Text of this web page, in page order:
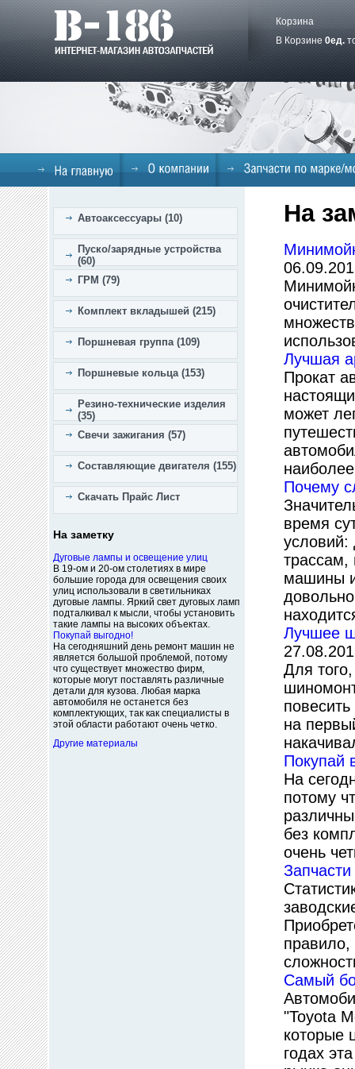
Корзина
В Корзине 0ед.
Автоаксессуары (10)
Пуско/зарядные устройства
(60)
ГРМ (79)
Комплект вкладышей (215)
Поршневая группа (109)
Поршневые кольца (153)
Резино-технические изделия
(35)
Свечи зажигания (57)
Составляющие двигателя (155)
Скачать Прайс Лист
На заметку
Дуговые лампы и освещение улиц
В 19-ом и 20-ом столетиях в мире
большие города для освещения своих
улиц использовали в светильниках
дуговые лампы. Яркий свет дуговых ламп
подталкивал к мысли, чтобы установить
такие лампы на высоких объектах.
Покупай выгодно!
На сегодняшний день ремонт машин не
является большой проблемой, потому
что существует множество фирм,
которые могут поставлять различные
детали для кузова. Любая марка
автомобиля не останется без
комплектующих, так как специалисты в
этой области работают очень четко.
Другие материалы
На
Лучшая
Прокат
может
Почему
время
условий:
трассам,
машины
Лучшее
Для
на
Покупай
На
потому
без
очень
правило,
Самый
"Toyota
которые
годах